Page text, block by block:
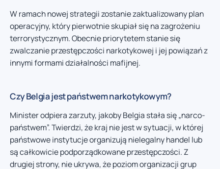
W ramach nowej strategii zostanie zaktualizowany plan
operacyjny, który pierwotnie skupiał się na zagrożeniu
terrorystycznym. Obecnie priorytetem stanie się
zwalczanie przestępczości narkotykowej i jej powiązań z
innymi formami działalności mafijnej.
Czy Belgia jest państwem narkotykowym?
Minister odpiera zarzuty, jakoby Belgia stała się „narco-
państwem”. Twierdzi, że kraj nie jest w sytuacji, w której
państwowe instytucje organizują nielegalny handel lub
są całkowicie podporządkowane przestępczości. Z
drugiej strony, nie ukrywa, że poziom organizacji grup